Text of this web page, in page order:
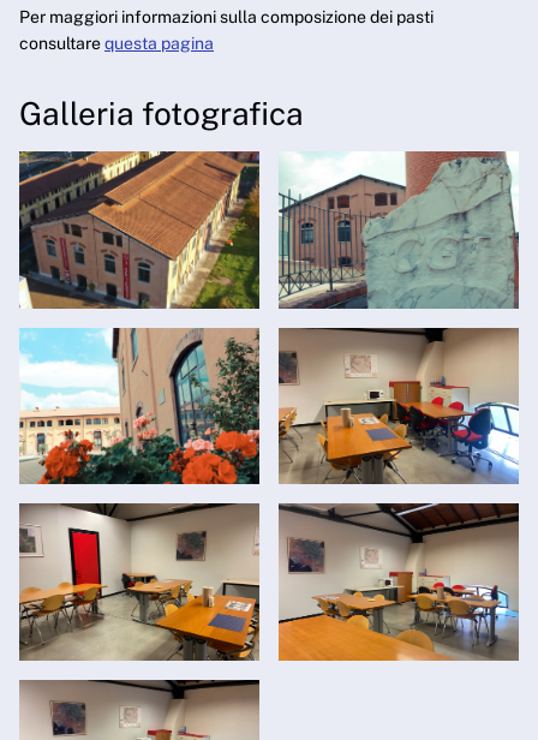
Per maggiori informazioni sulla composizione dei pasti
consultarequesta pagina
Galleria fotografica